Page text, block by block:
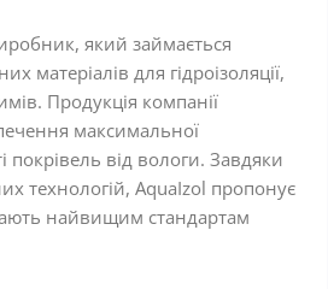
який займається
матеріалів для гідроізоляції,
Продукція компанії
максимальної
покрівель від вологи. Завдяки
технологій, AquaIzol пропонує
найвищим стандартам